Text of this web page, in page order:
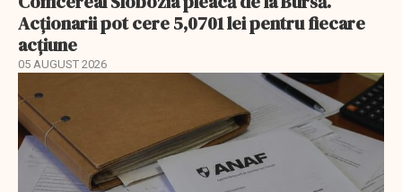
Acționarii pot cere 5,0701 lei pentru fiecare
acțiune
05 AUGUST 2026